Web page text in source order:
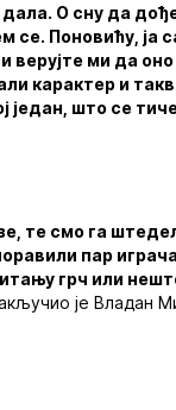
дала. О сну да
се. Поновићу, ја
верујте ми да
карактер и
један, што се
те смо га
пар играча
грч или
је Владан